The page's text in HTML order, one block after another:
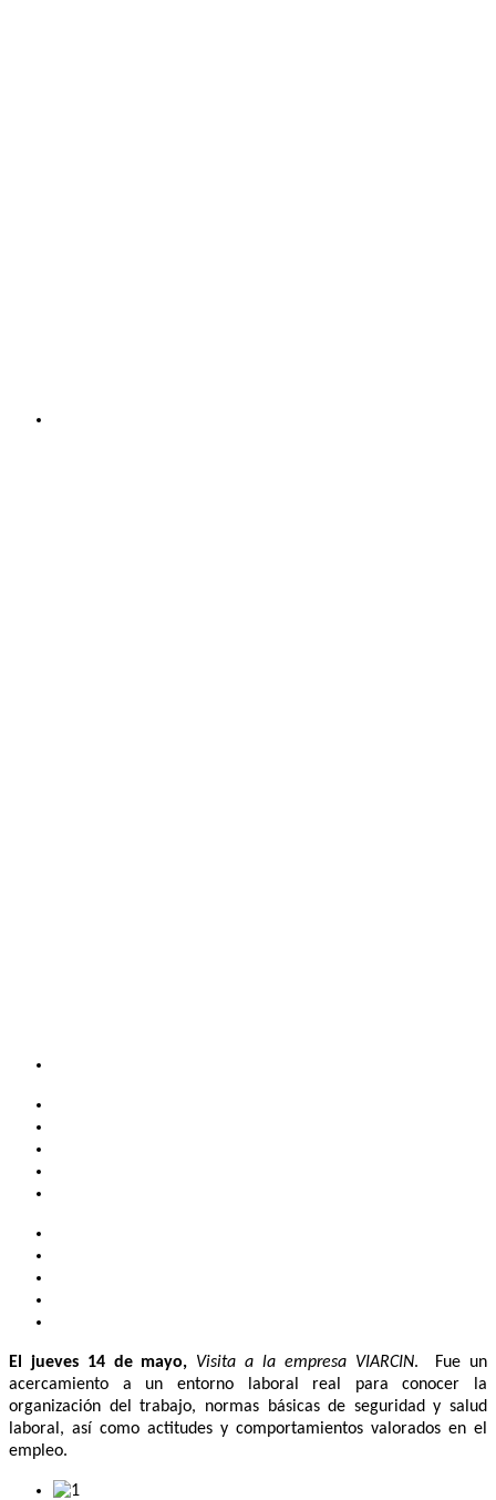
El jueves 14 de mayo, Visita a la empresa VIARCIN. Fue un
acercamiento a un entorno laboral real para conocer la
organización del trabajo, normas básicas de seguridad y salud
laboral, así como actitudes y comportamientos valorados en el
empleo.